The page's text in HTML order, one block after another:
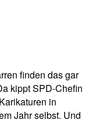
finden das gar
kippt SPD-Chefin
in
Jahr selbst. Und